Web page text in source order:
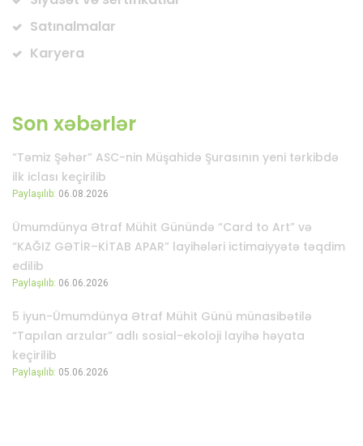
Satınalmalar
Karyera
Son xəbərlər
“Təmiz Şəhər” ASC-nin Müşahidə Şurasının yeni tərkibdə
ilk iclası keçirilib
Paylaşılıb: 06.08.2026
Ümumdünya Ətraf Mühit Günündə “Card to Art” və
“KAĞIZ GƏTİR–KİTAB APAR” layihələri ictimaiyyətə təqdim
edilib
Paylaşılıb: 06.06.2026
5 iyun-Ümumdünya Ətraf Mühit Günü münasibətilə
“Tapılan arzular” adlı sosial-ekoloji layihə həyata
keçirilib
Paylaşılıb: 05.06.2026